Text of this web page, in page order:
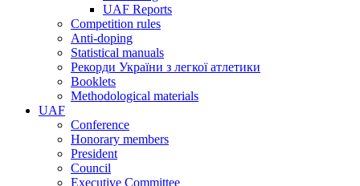
UAF Reports
Competition rules
Anti-doping
Statistical manuals
Рекорди України з легкої атлетики
Booklets
Methodological materials
UAF
Conference
Honorary members
President
Council
Executive Committee